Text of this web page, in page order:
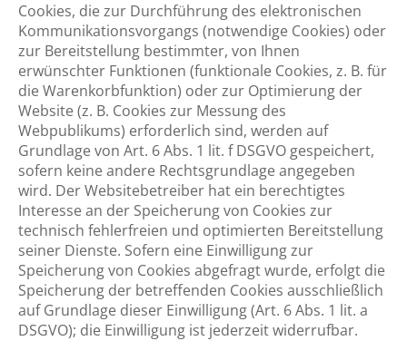
Cookies, die zur Durchführung des elektronischen
Kommunikationsvorgangs (notwendige Cookies) oder
zur Bereitstellung bestimmter, von Ihnen
erwünschter Funktionen (funktionale Cookies, z. B. für
die Warenkorbfunktion) oder zur Optimierung der
Website (z. B. Cookies zur Messung des
Webpublikums) erforderlich sind, werden auf
Grundlage von Art. 6 Abs. 1 lit. f DSGVO gespeichert,
sofern keine andere Rechtsgrundlage angegeben
wird. Der Websitebetreiber hat ein berechtigtes
Interesse an der Speicherung von Cookies zur
technisch fehlerfreien und optimierten Bereitstellung
seiner Dienste. Sofern eine Einwilligung zur
Speicherung von Cookies abgefragt wurde, erfolgt die
Speicherung der betreffenden Cookies ausschließlich
auf Grundlage dieser Einwilligung (Art. 6 Abs. 1 lit. a
DSGVO); die Einwilligung ist jederzeit widerrufbar.